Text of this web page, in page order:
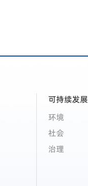
可持续发展
环境
社会
治理